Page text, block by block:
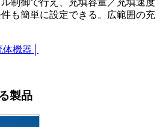
も簡単に設定できる。広範囲の充
体機器
製品